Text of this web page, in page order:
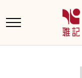
到
主
要